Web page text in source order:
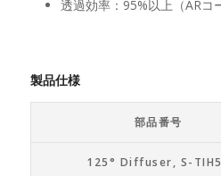
透過効率：95%以上（ARコ
製品仕様
部品番号
125° Diffuser, S-